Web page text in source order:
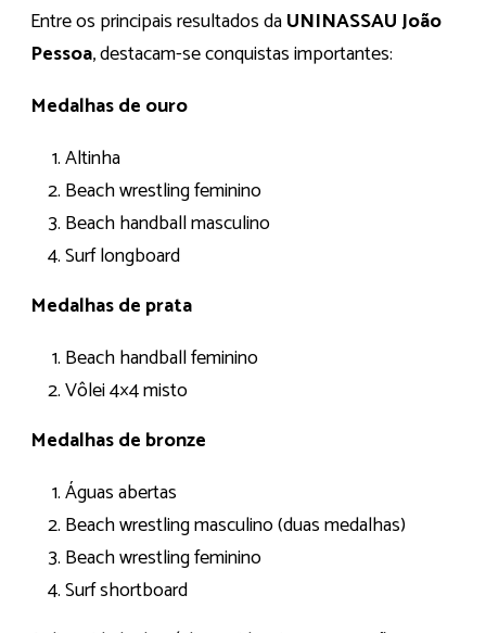
Entre os principais resultados daUNINASSAU João
Pessoa, destacam-se conquistas importantes:
Medalhas de ouro
Altinha
Beach wrestling feminino
Beach handball masculino
Surf longboard
Medalhas de prata
Beach handball feminino
Vôlei 4×4 misto
Medalhas de bronze
Águas abertas
Beach wrestling masculino (duas medalhas)
Beach wrestling feminino
Surf shortboard